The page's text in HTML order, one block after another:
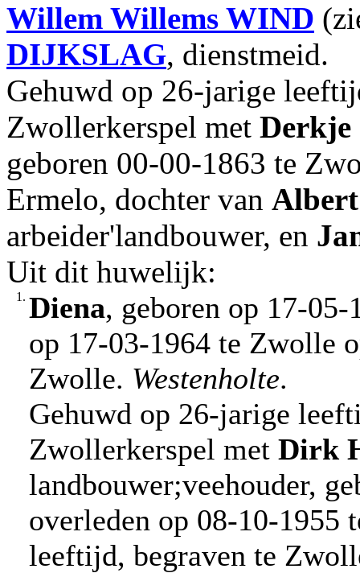
Willem Willems WIND
DIJKSLAG, dienstmeid.
Gehuwd op 26-jarige
Zwollerkerspel met Derkje
geboren 00-00-1863 te
Ermelo, dochter van
arbeider'landbouwer, en
Uit dit huwelijk:
1. Diena, geboren op 17-
op 17-03-1964 te Zwolle
Zwolle. Westenholte.
Gehuwd op 26-jarige
Zwollerkerspel met Dirk
landbouwer;veehouder,
overleden op 08-10-1955
leeftijd, begraven te